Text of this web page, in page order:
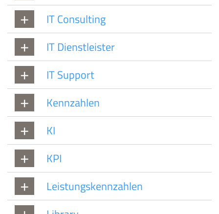
IT Consulting
IT Dienstleister
IT Support
Kennzahlen
KI
KPI
Leistungskennzahlen